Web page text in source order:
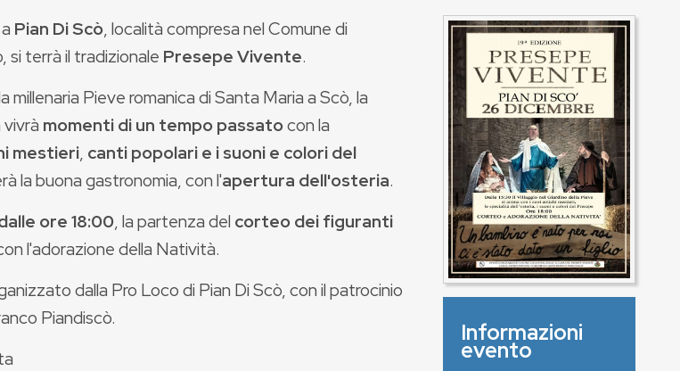
a Pian Di Scò, località compresa nel Comune di
terrà il tradizionale Presepe Vivente.
millenaria Pieve romanica di Santa Maria a Scò, la
momenti di un tempo passatocon la
mestieri, canti popolari e i suoni e colori del
la buona gastronomia, con l'apertura dell'osteria.
ore 18:00, la partenza del corteo dei figuranti
l'adorazione della Natività.
dalla Pro Loco di Pian Di Scò, con il patrocinio
Piandiscò.
Informazioni
evento